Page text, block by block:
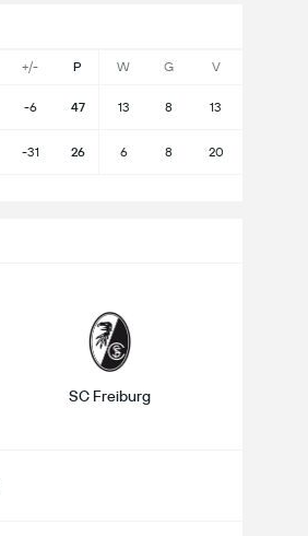
+/- P W G V
-6 47 13 8 13
-31 26 6 8 20
SC Freiburg